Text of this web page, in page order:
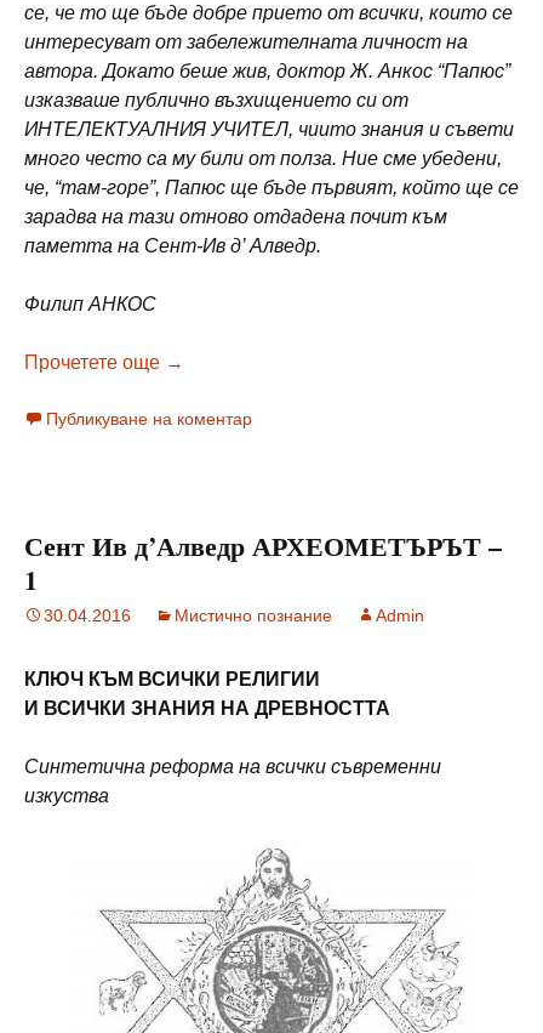
се, че то ще бъде добре прието от всички, които се
интересуват от забележителната личност на
автора. Докато беше жив, доктор Ж. Анкос “Папюс”
изказваше публично възхищението си от
ИНТЕЛЕКТУАЛНИЯ УЧИТЕЛ, чиито знания и съвети
много често са му били от полза. Ние сме убедени,
че, “там-горе”, Папюс ще бъде първият, който ще се
зарадва на тази отново отдадена почит към
паметта на Сент-Ив д’ Алведр.
Филип АНКОС
Прочетете още Сент Ив д’Алведр АРХЕОМЕТЪРЪТ – 2
→
Публикуване на коментар
Сент Ив д’Алведр АРХЕОМЕТЪРЪТ –
1
30.04.2016 Мистично познание Admin
КЛЮЧ КЪМ ВСИЧКИ РЕЛИГИИ
И ВСИЧКИ ЗНАНИЯ НА ДРЕВНОСТТА
Синтетична реформа на всички съвременни
изкуства